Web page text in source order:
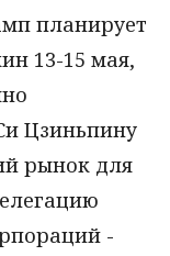
планирует
13-15 мая,
Цзиньпину
рынок для
-